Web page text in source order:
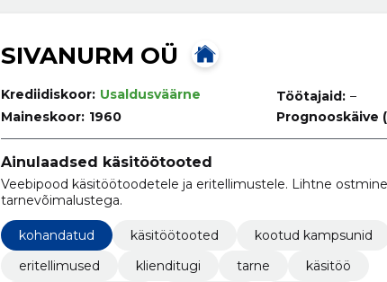
SIVANURM OÜ
Krediidiskoor: Usaldusväärne
Maineskoor: 1960
Töötajaid: –
Prognooskäive
Ainulaadsed käsitöötooted
Veebipood käsitöötoodetele ja eritellimustele. Lihtne
tarnevõimalustega.
kohandatud käsitöötooted
kootud kampsunid
eritellimused
klienditugi tarne
käsitöö